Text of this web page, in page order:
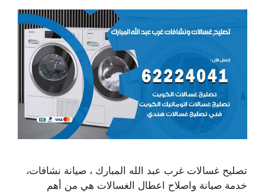
تصليح غسالات غرب عبد الله المبارك ، صيانة نشافات،
خدمة صيانة واصلاح اعطال الغسالات هي من أهم